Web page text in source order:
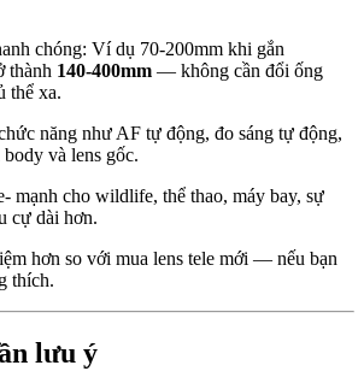
chóng: Ví dụ 70-200mm khi gắn
thành 140-400mm — không cần đổi ống
thể xa.
năng như AF tự động, đo sáng tự động,
và lens gốc.
mạnh cho wildlife, thể thao, máy bay, sự
cự dài hơn.
hơn so với mua lens tele mới — nếu bạn
thích.
lưu ý